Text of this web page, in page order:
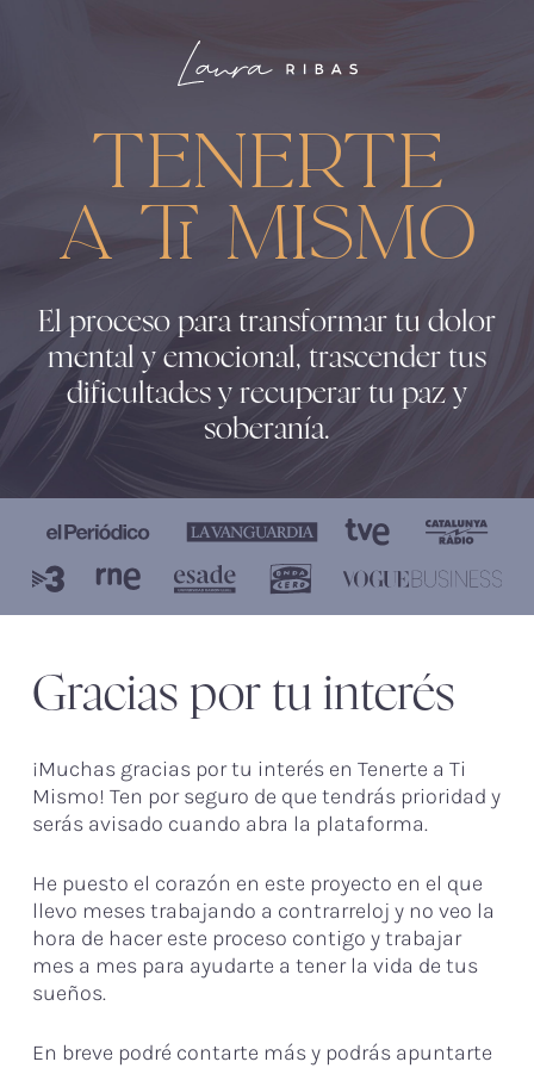
Tenerte
a ti mismo
El proceso para transformar tu dolor
mental y emocional, trascender tus
dificultades y recuperar tu paz y
soberanía.
Gracias por tu interés
¡Muchas gracias por tu interés en Tenerte a Ti
Mismo! Ten por seguro de que tendrás prioridad y
serás avisado cuando abra la plataforma.
He puesto el corazón en este proyecto en el que
llevo meses trabajando a contrarreloj y no veo la
hora de hacer este proceso contigo y trabajar
mes a mes para ayudarte a tener la vida de tus
sueños.
En breve podré contarte más y podrás apuntarte